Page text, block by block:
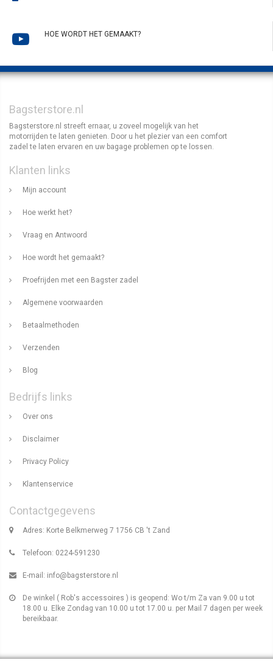
HOE WORDT HET GEMAAKT?
Bagsterstore.nl
Bagsterstore.nl streeft ernaar, u zoveel mogelijk van het
motorrijden te laten genieten. Door u het plezier van een comfort
zadel te laten ervaren en uw bagage problemen op te lossen.
Klanten links
Mijn account
Hoe werkt het?
Vraag en Antwoord
Hoe wordt het gemaakt?
Proefrijden met een Bagster zadel
Algemene voorwaarden
Betaalmethoden
Verzenden
Blog
Bedrijfs links
Over ons
Disclaimer
Privacy Policy
Klantenservice
Contactgegevens
Adres: Korte Belkmerweg 7 1756 CB 't Zand
Telefoon: 0224-591230
E-mail: info@bagsterstore.nl
De winkel ( Rob's accessoires ) is geopend: Wo t/m Za van 9.00 u tot
18.00 u. Elke Zondag van 10.00 u tot 17.00 u. per Mail 7 dagen per week
bereikbaar.